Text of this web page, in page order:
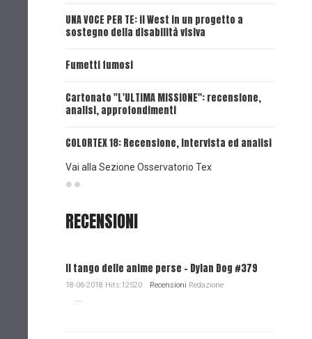
UNA VOCE PER TE: il West in un progetto a
sostegno della disabilità visiva
Fumetti fumosi
Cartonato "L'ULTIMA MISSIONE": recensione,
analisi, approfondimenti
COLORTEX 18: Recensione, intervista ed analisi
Vai alla Sezione Osservatorio Tex
RECENSIONI
Il tango delle anime perse - Dylan Dog #379
18-06-2018 Hits:12520 Recensioni Redazione